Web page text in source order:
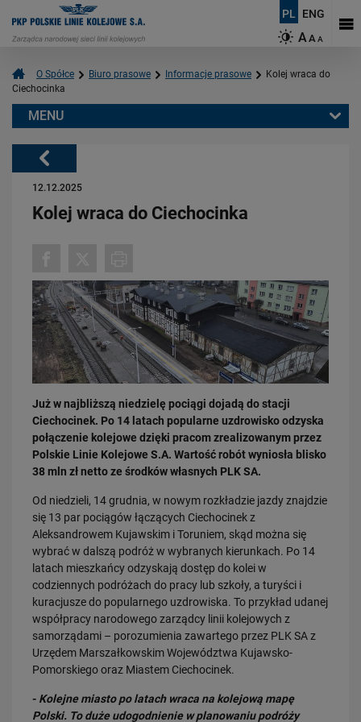
PL ENG
AAA
O Spółce Biuro prasowe Informacje prasowe
Kolej wraca do
Ciechocinka
Powrót
12.12.2025
Kolej wraca do Ciechocinka
Już w najbliższą niedzielę pociągi dojadą do stacji
Ciechocinek. Po 14 latach popularne uzdrowisko odzyska
połączenie kolejowe dzięki pracom zrealizowanym przez
Polskie Linie Kolejowe S.A. Wartość robót wyniosła blisko
38 mln zł netto ze środków własnych PLK SA.
Od niedzieli, 14 grudnia, w nowym rozkładzie jazdy znajdzie
się 13 par pociągów łączących Ciechocinek z
Aleksandrowem Kujawskim i Toruniem, skąd można się
wybrać w dalszą podróż w wybranych kierunkach. Po 14
latach mieszkańcy odzyskają dostęp do kolei w
codziennych podróżach do pracy lub szkoły, a turyści i
kuracjusze do popularnego uzdrowiska. To przykład udanej
współpracy narodowego zarządcy linii kolejowych z
samorządami – porozumienia zawartego przez PLK SA z
Urzędem Marszałkowskim Województwa Kujawsko-
Pomorskiego oraz Miastem Ciechocinek.
- Kolejne miasto po latach wraca na kolejową mapę
Polski. To duże udogodnienie w planowaniu podróży
MENU
06.08.2026
Budujemy nowoczesną kolej na Kaszubach [FOTOGALERIA]
PRZECZYTAJ
Dzięki KPO kolej zmieniła Limanową
PRZECZYTAJ
31.07.2026
Dobre zmiany dla mieszkańców Katowic. Gotowy jest ważny wiadukt